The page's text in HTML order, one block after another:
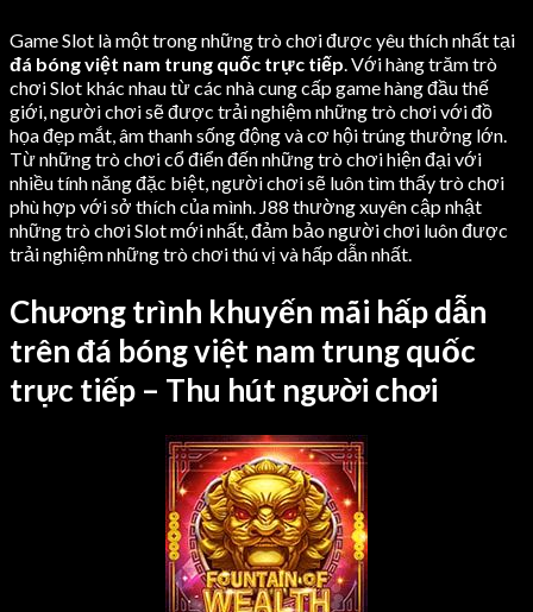
Game Slot là một trong những trò chơi được yêu thích nhất tại
đá bóng việt nam trung quốc trực tiếp. Với hàng trăm trò
chơi Slot khác nhau từ các nhà cung cấp game hàng đầu thế
giới, người chơi sẽ được trải nghiệm những trò chơi với đồ
họa đẹp mắt, âm thanh sống động và cơ hội trúng thưởng lớn.
Từ những trò chơi cổ điển đến những trò chơi hiện đại với
nhiều tính năng đặc biệt, người chơi sẽ luôn tìm thấy trò chơi
phù hợp với sở thích của mình. J88 thường xuyên cập nhật
những trò chơi Slot mới nhất, đảm bảo người chơi luôn được
trải nghiệm những trò chơi thú vị và hấp dẫn nhất.
Chương trình khuyến mãi hấp dẫn
trên đá bóng việt nam trung quốc
trực tiếp – Thu hút người chơi